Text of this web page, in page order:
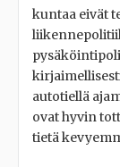
kuntaa eivät
autotiellä
ovat hyvin
tietä